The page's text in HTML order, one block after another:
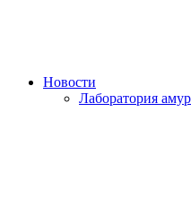
Новости
Лаборатория